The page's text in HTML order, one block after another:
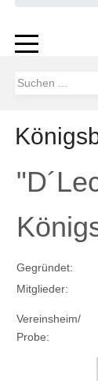
Gegründet:
Mitglieder:
Vereinsheim/
Probe: